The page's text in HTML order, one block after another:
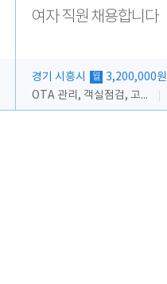
여자 직원 채용합니다
경기 시흥시 월
3,200,000원
OTA 관리, 객실점검, 고객응대, 시설관리